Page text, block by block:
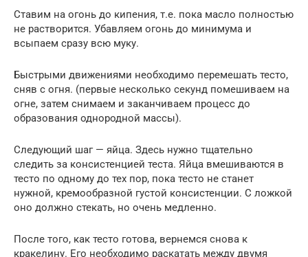
Ставим на огонь до кипения, т.е. пока масло полностью
не растворится. Убавляем огонь до минимума и
всыпаем сразу всю муку.
Быстрыми движениями необходимо перемешать тесто,
сняв с огня. (первые несколько секунд помешиваем на
огне, затем снимаем и заканчиваем процесс до
образования однородной массы).
Следующий шаг — яйца. Здесь нужно тщательно
следить за консистенцией теста. Яйца вмешиваются в
тесто по одному до тех пор, пока тесто не станет
нужной, кремообразной густой консистенции. С ложкой
оно должно стекать, но очень медленно.
После того, как тесто готова, вернемся снова к
кракелину. Его необходимо раскатать между двумя